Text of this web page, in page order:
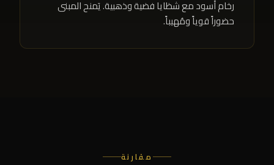
رخام أسود مع شظايا فضية وذهبية. يَمنح المبنى
حضوراً قوياً ومُهيباً.
مقارنة